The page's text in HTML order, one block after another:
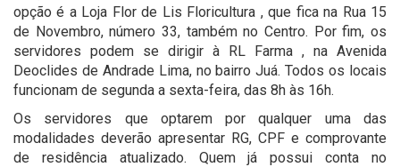
opção é a Loja Flor de Lis Floricultura , que fica na Rua 15
de Novembro, número 33, também no Centro. Por fim, os
servidores podem se dirigir à RL Farma , na Avenida
Deoclides de Andrade Lima, no bairro Juá. Todos os locais
funcionam de segunda a sexta-feira, das 8h às 16h.
Os servidores que optarem por qualquer uma das
modalidades deverão apresentar RG, CPF e comprovante
de residência atualizado. Quem já possui conta no